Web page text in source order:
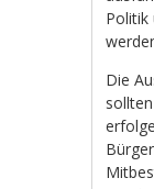
Politik
Die